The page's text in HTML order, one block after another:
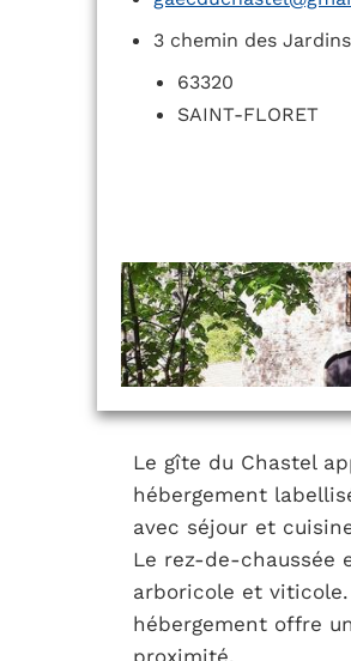
3 chemin des
63320
SAINT-FLORET
Le gîte du Chastel
hébergement
avec séjour et
Le rez-de-chaussée
arboricole et
hébergement offre
proximité.